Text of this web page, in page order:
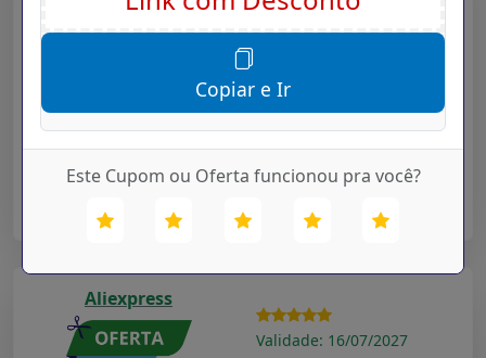
Faixas de luz led bluetooth controlador wifi
flexível rgb 5050 decoração luz de fundo luz
noturna fio luminoso para o quarto
Cupom Desconto Hoje paraDepartamentosna loja
Aliexpress
Validade: 16/07/2027
Copiar e Ir
Este Cupom ou Oferta funcionou pra você?